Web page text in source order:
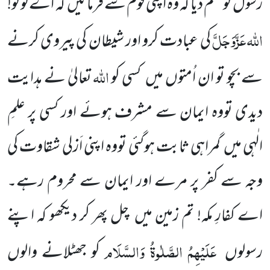
اللّٰہعَزَّوَجَلَّکی عبادت کرو اور شیطان کی پیروی کرنے
سے بچو تو ان اُمتوں میں کسی کواللّٰہتعالیٰ نے ہدایت
دیدی تووہ ایمان سے مشرف ہوئے اور کسی پر علمِ
الٰہی میں گمراہی ثابت ہوگئی تووہ اپنی اَزلی شقاوت کی
وجہ سے کفر پر مرے اور ایمان سے محروم رہے۔
اے کفارِ مکہ! تم زمین میں چل پھر کر دیکھو کہ اپنے
رسولوںعَلَیْہِمُ الصَّلٰوۃُ وَالسَّلَامکو جھٹلانے والوں